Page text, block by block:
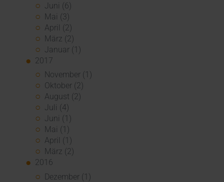
Juni (6)
Mai (3)
April (2)
März (2)
Januar (1)
2017
November (1)
Oktober (2)
August (2)
Juli (4)
Juni (1)
Mai (1)
April (1)
März (2)
2016
Dezember (1)